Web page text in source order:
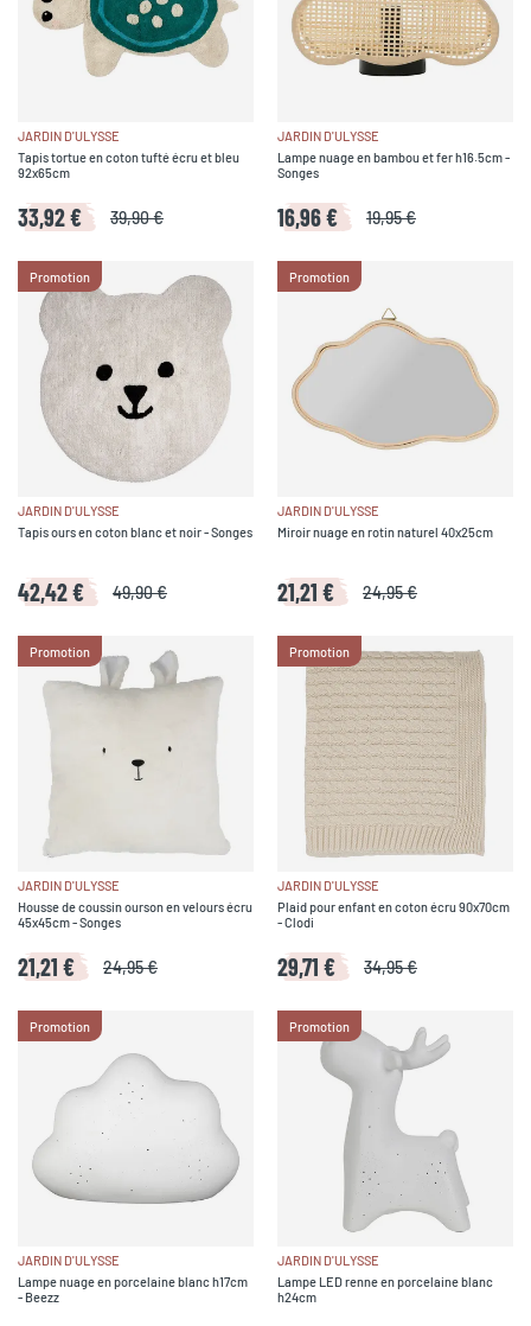
JARDIN D'ULYSSE
Tapis tortue en coton tufté écru et bleu
92x65cm
33,92 € 39,90 €
JARDIN D'ULYSSE
Lampe nuage en bambou et fer h16.5cm -
Songes
16,96 € 19,95 €
Promotion
JARDIN D'ULYSSE
Tapis ours en coton blanc et noir - Songes
42,42 € 49,90 €
Promotion
JARDIN D'ULYSSE
Miroir nuage en rotin naturel 40x25cm
21,21 € 24,95 €
Promotion
JARDIN D'ULYSSE
Housse de coussin ourson en velours écru
45x45cm - Songes
21,21 € 24,95 €
Promotion
JARDIN D'ULYSSE
Plaid pour enfant en coton écru 90x70cm
- Clodi
29,71 € 34,95 €
Promotion
JARDIN D'ULYSSE
Lampe nuage en porcelaine blanc h17cm
- Beezz
Promotion
JARDIN D'ULYSSE
Lampe LED renne en porcelaine blanc
h24cm